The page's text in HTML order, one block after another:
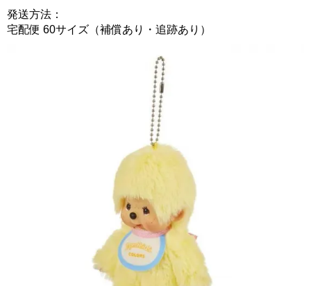
発送方法：
宅配便 60サイズ（補償あり・追跡あり）